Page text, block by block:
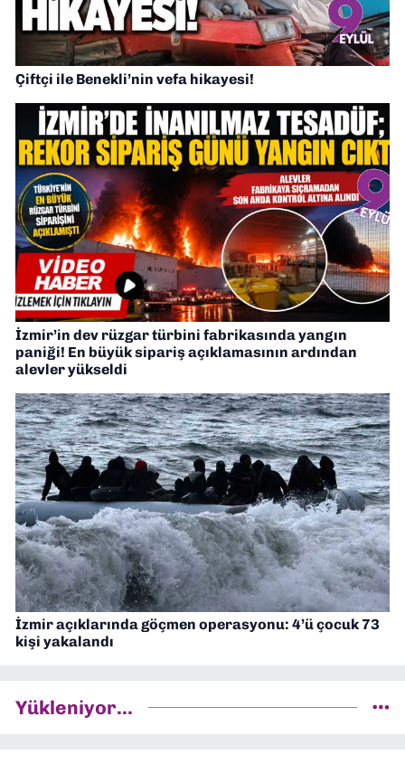
Çiftçi ile Benekli’nin vefa hikayesi!
İzmir’in dev rüzgar türbini fabrikasında yangın
paniği! En büyük sipariş açıklamasının ardından
alevler yükseldi
İzmir açıklarında göçmen operasyonu: 4’ü çocuk 73
kişi yakalandı
Yükleniyor...